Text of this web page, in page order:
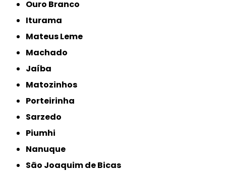
Ouro Branco
Iturama
Mateus Leme
Machado
Jaíba
Matozinhos
Porteirinha
Sarzedo
Piumhi
Nanuque
São Joaquim de Bicas